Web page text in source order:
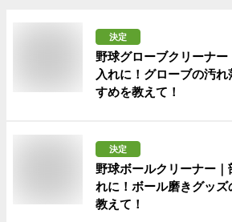
決定
野球グローブクリーナー
入れに！グローブの汚
すめを教えて！
決定
野球ボールクリーナー｜
れに！ボール磨きグッズ
教えて！